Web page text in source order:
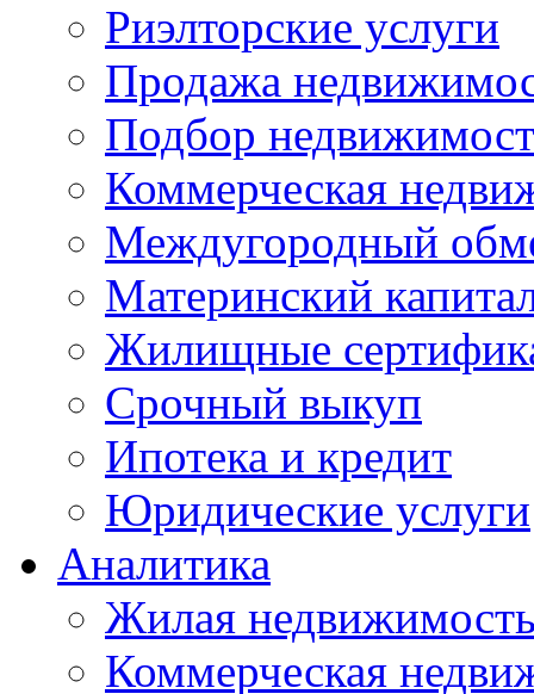
Риэлторские услуги
Продажа
Подбор
Коммерческая
Междугородный
Материнский
Жилищные
Срочный выкуп
Ипотека и кредит
Юридические услуги
Аналитика
Жилая
Коммерческая